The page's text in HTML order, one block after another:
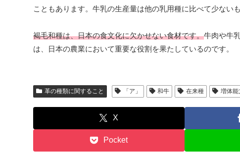
こともあります。牛乳の生産量は他の乳用種に比べて少ない
褐毛和種は、日本の食文化に欠かせない食材です。牛肉や牛
は、日本の農業において重要な役割を果たしているのです。
革の種類に関すること 「ア」 和牛 在来種 増体能
X
Pocket